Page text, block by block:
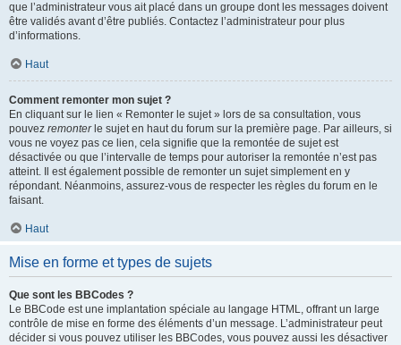
que l’administrateur vous ait placé dans un groupe dont les messages doivent
être validés avant d’être publiés. Contactez l’administrateur pour plus
d’informations.
Haut
Comment remonter mon sujet ?
En cliquant sur le lien « Remonter le sujet » lors de sa consultation, vous
pouvez remonterle sujet en haut du forum sur la première page. Par ailleurs, si
vous ne voyez pas ce lien, cela signifie que la remontée de sujet est
désactivée ou que l’intervalle de temps pour autoriser la remontée n’est pas
atteint. Il est également possible de remonter un sujet simplement en y
répondant. Néanmoins, assurez-vous de respecter les règles du forum en le
faisant.
Haut
Mise en forme et types de sujets
Que sont les BBCodes ?
Le BBCode est une implantation spéciale au langage HTML, offrant un large
contrôle de mise en forme des éléments d’un message. L’administrateur peut
décider si vous pouvez utiliser les BBCodes, vous pouvez aussi les désactiver